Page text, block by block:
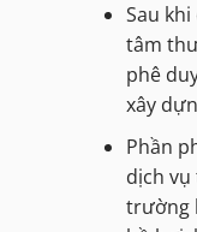
Sau
tâm
phê
xây
Phần
dịch
trường